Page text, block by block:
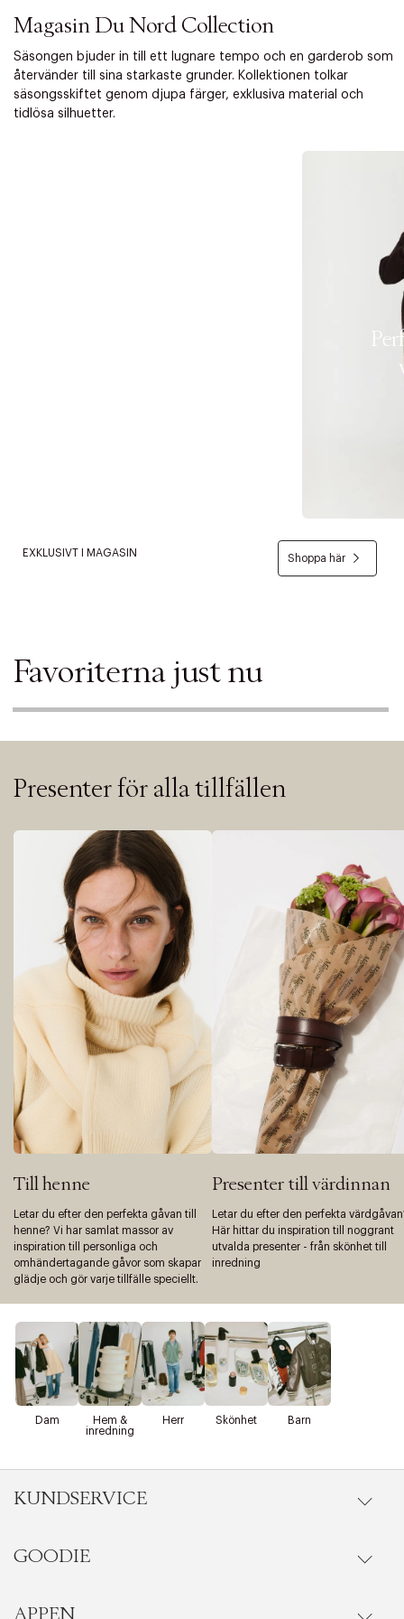
Magasin Du Nord Collection
Säsongen bjuder in till ett lugnare tempo och en garderob som
återvänder till sina starkaste grunder. Kollektionen tolkar
säsongsskiftet genom djupa färger, exklusiva material och
tidlösa silhuetter.
EXKLUSIVT I MAGASIN Shoppa här
Favoriterna just nu
Presenter för alla tillfällen
Till henne
Letar du efter den perfekta gåvan till
henne? Vi har samlat massor av
inspiration till personliga och
omhändertagande gåvor som skapar
glädje och gör varje tillfälle speciellt.
Presenter till värdinnan
Letar du efter den perfekta
Här hittar du inspiration till noggrant
utvalda presenter - från skönhet till
inredning
Dam
Hem &
inredning
Herr Skönhet Barn
KUNDSERVICE
Onlineköp
Orderstatus
GOODIE
Förmåner
APPEN